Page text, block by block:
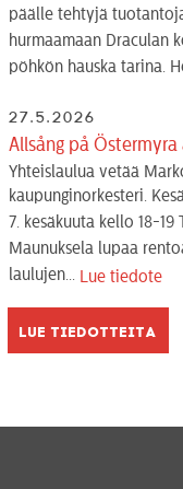
päälle tehtyjä
hurmaamaan Draculan
pöhkön hauska tarina.
27.5.2026
Allsång på
Yhteislaulua vetää
kaupunginorkesteri.
7. kesäkuuta kello 18-
Maunuksela lupaa
laulujen...
Lue tiedote
Lue tiedotteita